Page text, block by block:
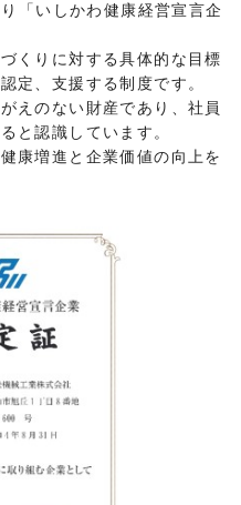
「いしかわ健康経営宣言企
くりに対する具体的な目標
定、支援する制度です。
えのない財産であり、社員
と認識しています。
康増進と企業価値の向上を